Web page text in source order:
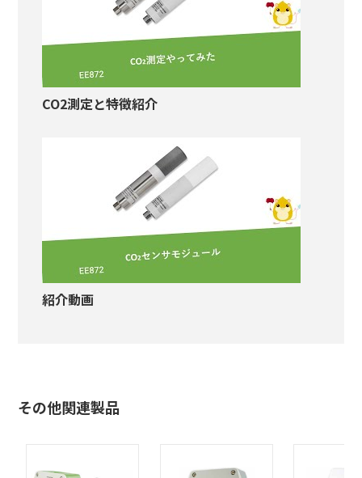
CO2測定と特徴紹介
紹介動画
その他関連製品